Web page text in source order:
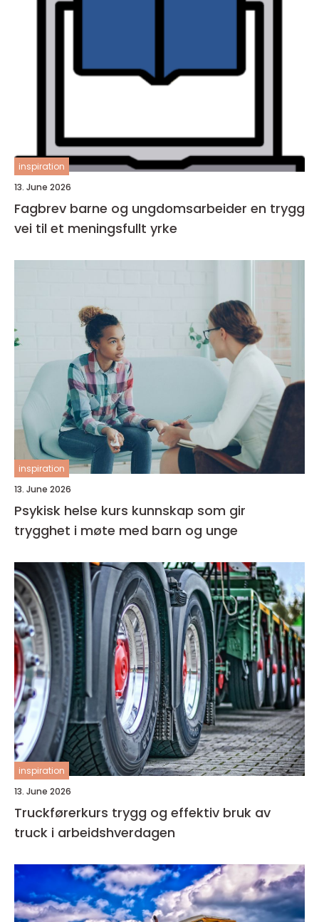
inspiration
13. June 2026
Fagbrev barne og ungdomsarbeider en trygg
vei til et meningsfullt yrke
inspiration
13. June 2026
Psykisk helse kurs kunnskap som gir
trygghet i møte med barn og unge
inspiration
13. June 2026
Truckførerkurs trygg og effektiv bruk av
truck i arbeidshverdagen